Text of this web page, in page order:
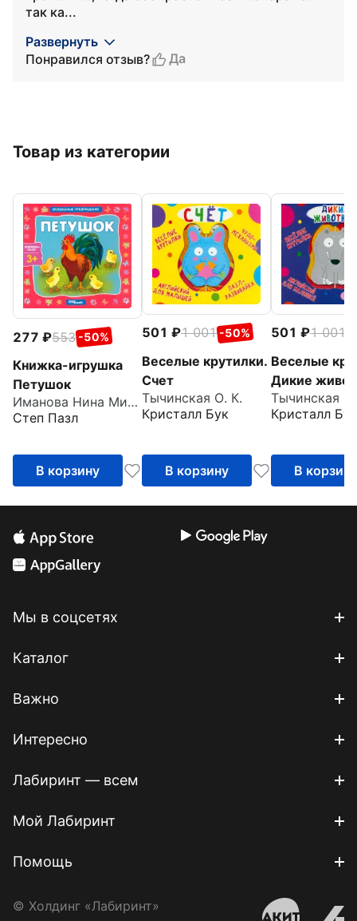
так ка...
Развернуть
Понравился отзыв?
Да
Товар из категории
277 553 -50%
Книжка-игрушка
Петушок
Иманова Нина Михайловна
Степ Пазл
В корзину
501 1 001 -50%
Веселые крутилки.
Счет
Тычинская О. К.
Кристалл Бук
В корзину
501 1 001
Веселые
Дикие
Тычинская
Кристалл Бук
В корзину
Мы в соцсетях
Каталог
Важно
Интересно
Лабиринт — всем
Мой Лабиринт
Помощь
© Холдинг «Лабиринт»